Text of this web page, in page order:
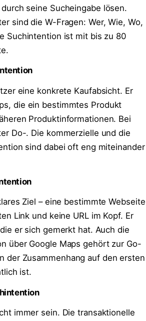
seine Sucheingabe lösen.
sind die W-Fragen: Wer, Wie, Wo,
Suchintention ist mit bis zu 80
eine konkrete Kaufabsicht. Er
die ein bestimmtes Produkt
Produktinformationen. Bei
Do-. Die kommerzielle und die
sind dabei oft eng miteinander
Ziel – eine bestimmte Webseite
Link und keine URL im Kopf. Er
er sich gemerkt hat. Auch die
über Google Maps gehört zur Go-
der Zusammenhang auf den ersten
ist.
immer sein. Die transaktionelle